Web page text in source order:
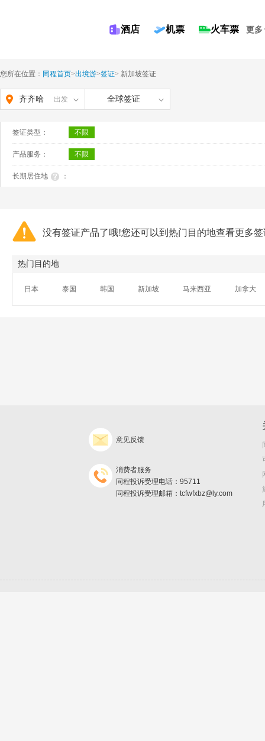
酒店 机票 火车票 更多
您所在位置： 同程首页>出境游>签证> 新加坡签证
齐齐哈 出发 全球签证
签证类型： 不限
产品服务： 不限
长期居住地 ：
没有签证产品了哦!您还可以到热门目的地查看更多
热门目的地
日本 泰国 韩国 新加坡 马来西亚 加拿大
意见反馈
消费者服务
同程投诉受理电话：95711
同程投诉受理邮箱：tcfwfxbz@ly.com